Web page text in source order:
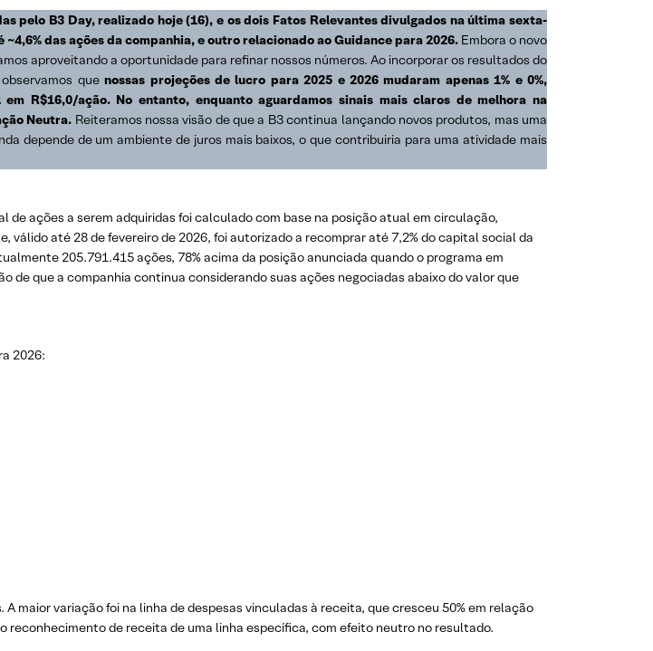
pelo B3 Day, realizado hoje (16), e os dois Fatos Relevantes divulgados na última sexta-
das ações da companhia, e outro relacionado ao Guidance para 2026. Embora o novo
aproveitando a oportunidade para refinar nossos números. Ao incorporar os resultados do
quenossas projeções de lucro para 2025 e 2026 mudaram apenas 1% e 0%,
R$16,0/ação. No entanto, enquanto aguardamos sinais mais claros de melhora na
Neutra. Reiteramos nossa visão de que a B3 continua lançando novos produtos, mas uma
depende de um ambiente de juros mais baixos, o que contribuiria para uma atividade mais
ações a serem adquiridas foi calculado com base na posição atual em circulação,
válido até 28 de fevereiro de 2026, foi autorizado a recomprar até 7,2% do capital social da
205.791.415 ações, 78% acima da posição anunciada quando o programa em
de que a companhia continua considerando suas ações negociadas abaixo do valor que
2026:
maior variação foi na linha de despesas vinculadas à receita, que cresceu 50% em relação
de receita de uma linha específica, com efeito neutro no resultado.